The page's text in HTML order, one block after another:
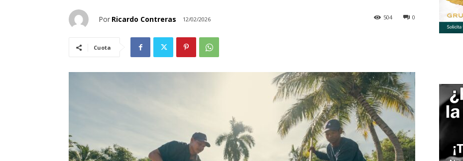
Por Ricardo Contreras 12/02/2026 0
504
Cuota